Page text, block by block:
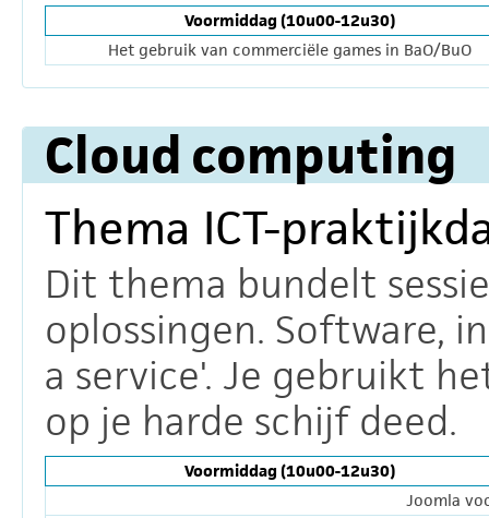
Voormiddag (10u00-12u30)
Het gebruik van commerciële games in BaO/BuO
Cloud computing
Thema ICT-
Dit thema bundelt
oplossingen. Software,
a service'. Je gebruikt
op je harde schijf deed.
Voormiddag (10u00-12u30)
Joomla